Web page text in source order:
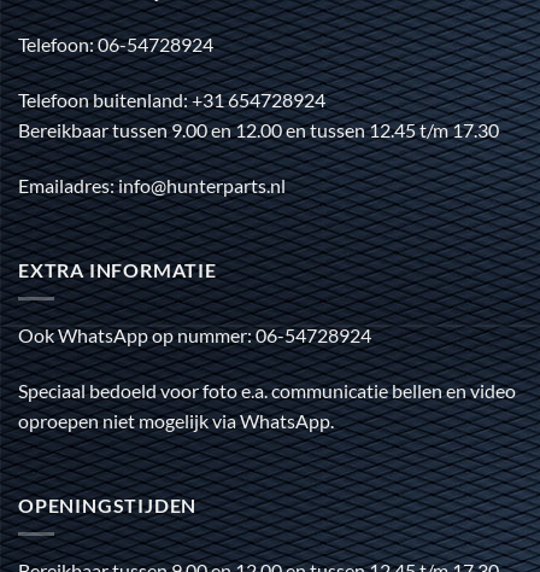
Telefoon: 06-54728924
Telefoon buitenland: +31 654728924
Bereikbaar tussen 9.00 en 12.00 en tussen 12.45 t/m 17.30
Emailadres: info@hunterparts.nl
EXTRA INFORMATIE
Ook WhatsApp op nummer: 06-54728924
Speciaal bedoeld voor foto e.a. communicatie bellen en video
oproepen niet mogelijk via WhatsApp.
OPENINGSTIJDEN